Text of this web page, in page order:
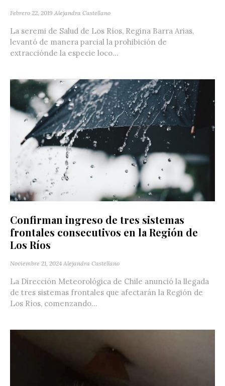
Febrero 22, 2019 Alejandra Castellano
La seremi de Salud de Los Ríos, Regina Barra Arias,
levantó de manera parcial la prohibición de
extracciónde la especie loco...
Confirman ingreso de tres sistemas
frontales consecutivos en la Región de
Los Ríos
Noviembre 21, 2024 Alejandra Castellano
La Dirección Meteorológica de Chile anunció la llegada
de tres sistemas frontales que afectarán la Región de
Los Ríos, comenzando...